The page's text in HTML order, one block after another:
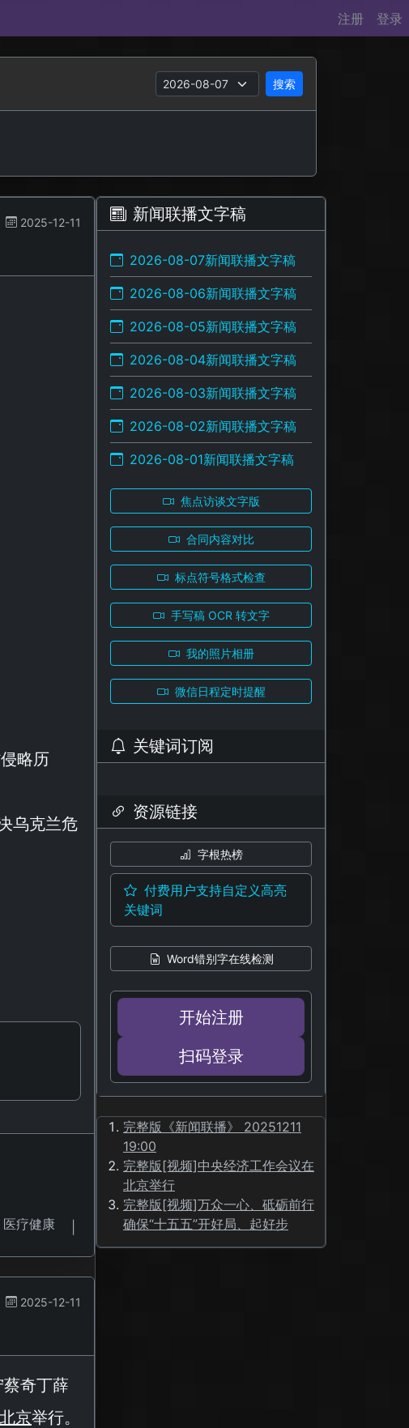
注册 登录
搜索
2025-12-11
略历
乌克兰危
医疗健康
2025-12-11
奇丁薛
北京举行。
新闻联播文字稿
2026-08-07新闻联播文字稿
2026-08-06新闻联播文字稿
2026-08-05新闻联播文字稿
2026-08-04新闻联播文字稿
2026-08-03新闻联播文字稿
2026-08-02新闻联播文字稿
2026-08-01新闻联播文字稿
焦点访谈文字版
合同内容对比
标点符号格式检查
手写稿 OCR 转文字
我的照片相册
微信日程定时提醒
关键词订阅
资源链接
字根热榜
付费用户支持自定义高亮
关键词
Word错别字在线检测
开始注册
扫码登录
完整版《新闻联播》 20251211
19:00
完整版[视频]中央经济工作会议在
北京举行
完整版[视频]万众一心、砥砺前行
确保“十五五”开好局、起好步